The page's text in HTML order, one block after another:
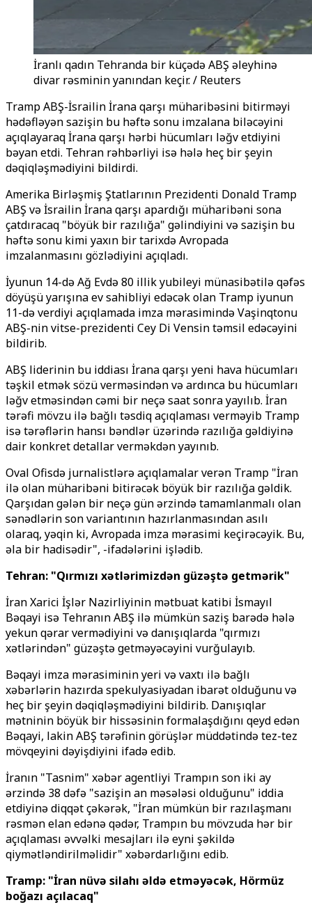
İranlı qadın Tehranda bir küçədə ABŞ əleyhinə
divar rəsminin yanından keçir. / Reuters
Tramp ABŞ-İsrailin İrana qarşı müharibəsini bitirməyi
hədəfləyən sazişin bu həftə sonu imzalana biləcəyini
açıqlayaraq İrana qarşı hərbi hücumları ləğv etdiyini
bəyan etdi. Tehran rəhbərliyi isə hələ heç bir şeyin
dəqiqləşmədiyini bildirdi.
Amerika Birləşmiş Ştatlarının Prezidenti Donald Tramp
ABŞ və İsrailin İrana qarşı apardığı müharibəni sona
çatdıracaq "böyük bir razılığa" gəlindiyini və sazişin bu
həftə sonu kimi yaxın bir tarixdə Avropada
imzalanmasını gözlədiyini açıqladı.
İyunun 14-də Ağ Evdə 80 illik yubileyi münasibətilə qəfəs
döyüşü yarışına ev sahibliyi edəcək olan Tramp iyunun
11-də verdiyi açıqlamada imza mərasimində Vaşinqtonu
ABŞ-nin vitse-prezidenti Cey Di Vensintəmsil edəcəyini
bildirib.
ABŞ liderinin bu iddiası İrana qarşı yeni hava hücumları
təşkil etmək sözü verməsindən və ardınca bu hücumları
ləğv etməsindən cəmi bir neçə saat sonra yayılıb. İran
tərəfi mövzu ilə bağlı təsdiq açıqlaması verməyib Tramp
isə tərəflərin hansı bəndlər üzərində razılığa gəldiyinə
dair konkret detallar verməkdən yayınıb.
Oval Ofisdə jurnalistlərə açıqlamalar verən Tramp "İran
ilə olan müharibəni bitirəcək böyük bir razılığa gəldik.
Qarşıdan gələn bir neçə gün ərzində tamamlanmalı olan
sənədlərin son variantının hazırlanmasından asılı
olaraq, yəqin ki, Avropada imza mərasimi keçirəcəyik. Bu,
əla bir hadisədir", -ifadələrini işlədib.
Tehran: "Qırmızı xətlərimizdən güzəştə getmərik"
İran Xarici İşlər Nazirliyinin mətbuat katibi İsmayıl
Bəqayi isə Tehranın ABŞ ilə mümkün saziş barədə hələ
yekun qərar vermədiyini və danışıqlarda "qırmızı
xətlərindən" güzəştə getməyəcəyini vurğulayıb.
Bəqayi imza mərasiminin yeri və vaxtı ilə bağlı
xəbərlərin hazırda spekulyasiyadan ibarət olduğunu və
heç bir şeyin dəqiqləşmədiyini bildirib. Danışıqlar
mətninin böyük bir hissəsinin formalaşdığını qeyd edən
Bəqayi, lakin ABŞ tərəfinin görüşlər müddətində tez-tez
mövqeyini dəyişdiyini ifadə edib.
İranın "Tasnim" xəbər agentliyi Trampın son iki ay
ərzində 38 dəfə "sazişin an məsələsi olduğunu" iddia
etdiyinə diqqət çəkərək, "İran mümkün bir razılaşmanı
rəsmən elan edənə qədər, Trampın bu mövzuda hər bir
açıqlaması əvvəlki mesajları ilə eyni şəkildə
qiymətləndirilməlidir" xəbərdarlığını edib.
Tramp: "İran nüvə silahı əldə etməyəcək, Hörmüz
boğazı açılacaq"